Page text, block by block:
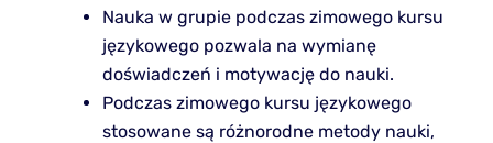
Nauka w grupie podczas zimowego kursu
językowego pozwala na wymianę
doświadczeń i motywację do nauki.
Podczas zimowego kursu językowego
stosowane są różnorodne metody nauki,